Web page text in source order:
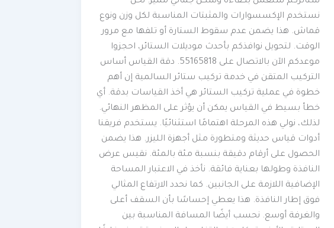
نستخدم الإكسسوارات والمثبتات المناسبة لكل وزن ونوع
قماش. هذا يضمن عدم سقوط الستارة أو تلفها مع مرور
الوقت. لتحويل نوافذكم بأحدث موديلات الستائر، احجزوا
موعدكم الآن بالاتصال على 55165818. دقة القياس أساس
التركيب المتقن في خدمة تركيب ستائر السالمية إن أهم
خطوة في عملية تركيب الستائر هي أخذ القياسات بدقة. أي
خطأ بسيط في القياس يمكن أن يؤثر على المظهر النهائي.
لذلك، نولي هذه المرحلة اهتمامًا استثنائيًا. يستخدم فريقنا
أدوات قياس حديثة ومتطورة مثل أجهزة الليزر. هذا يضمن
الحصول على أرقام دقيقة بنسبة مئة بالمئة. نقيس عرض
النافذة وطولها بعناية فائقة. نأخذ في الاعتبار المساحة
الإضافية اللازمة على الجانبين. كما نحدد الارتفاع المثالي
فوق إطار النافذة. هذا يعطي إحساسًا بأن السقف أعلى
والغرفة أوسع. نحسب أيضًا المسافة المناسبة بين